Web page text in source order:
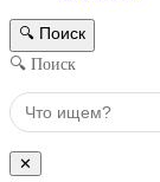
🔍 Поиск
🔍 Поиск
✕